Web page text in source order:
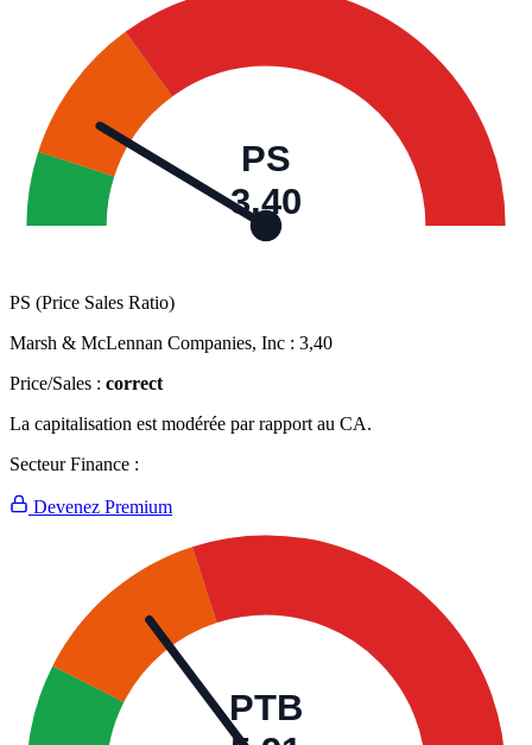
PS
3,40
PS (Price Sales Ratio)
Marsh & McLennan Companies, Inc : 3,40
Price/Sales : correct
La capitalisation est modérée par rapport au CA.
Secteur Finance :
Devenez Premium
PTB